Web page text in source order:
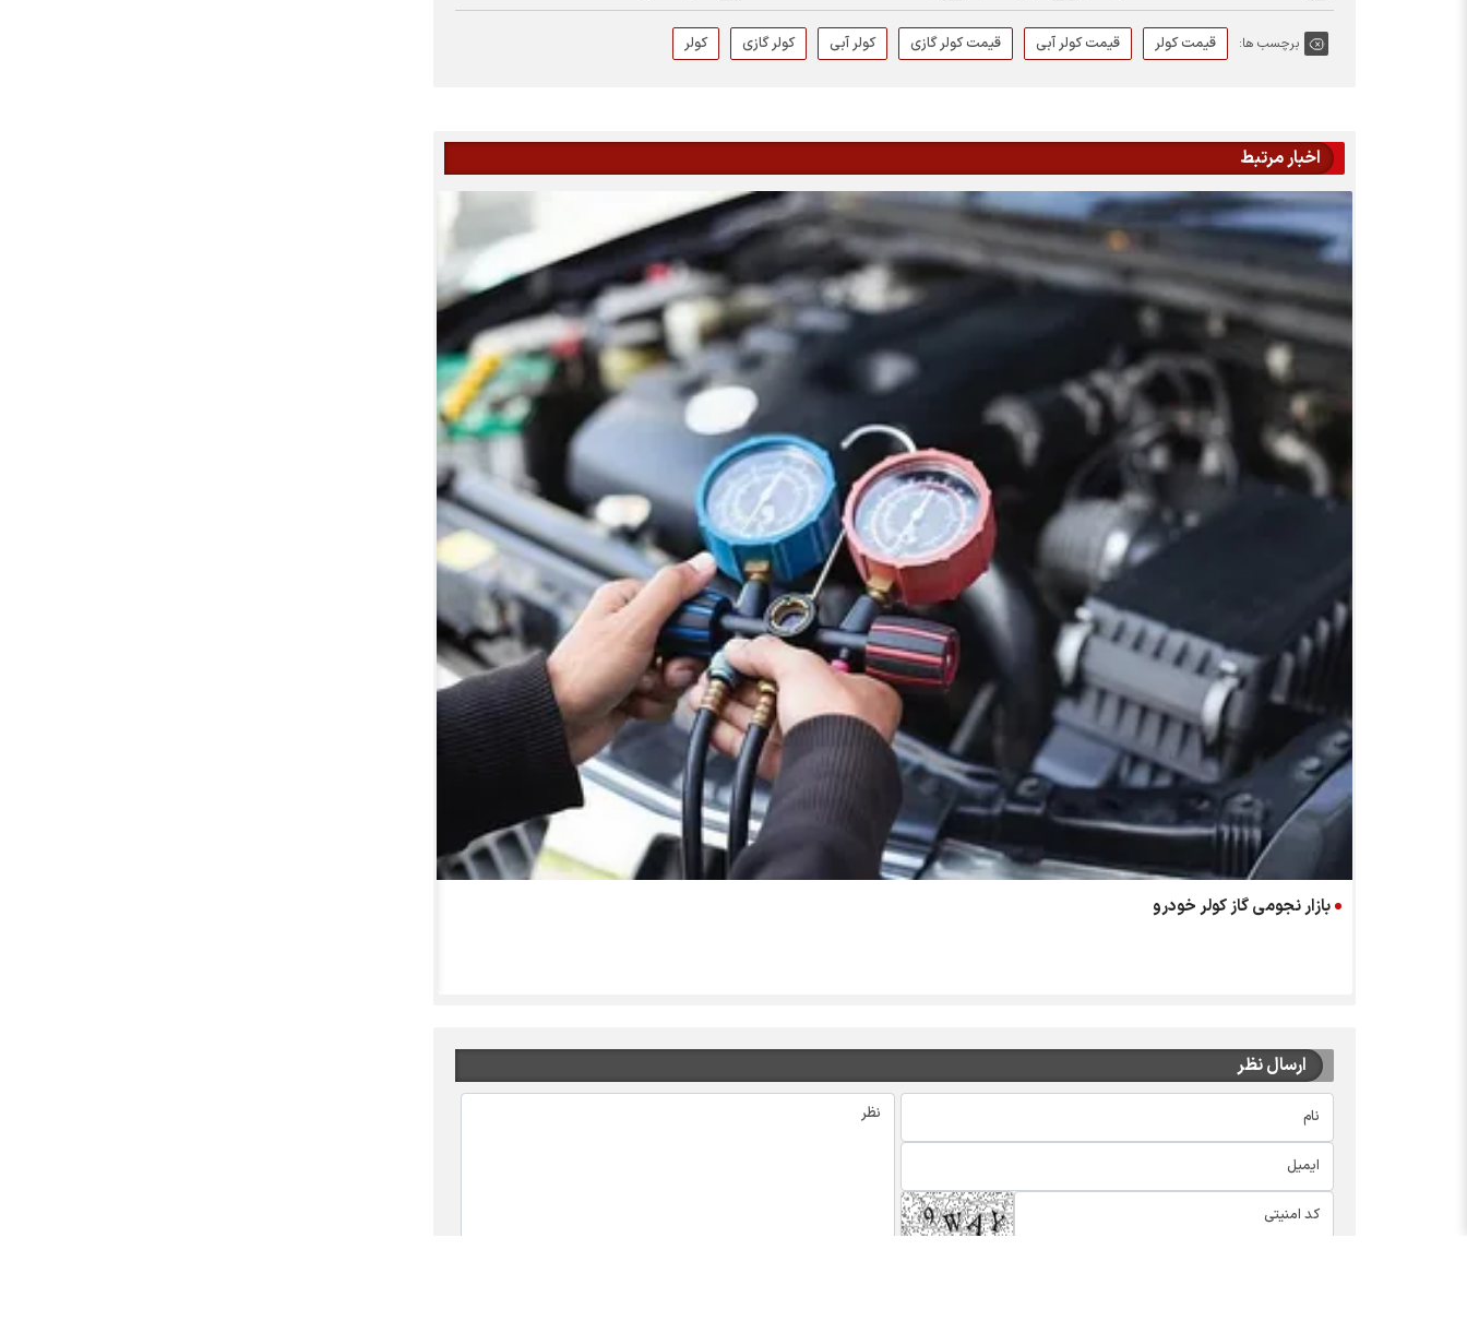
برچسب ها: قیمت کولر قیمت کولر آبی قیمت کولر گازی کولر آبی کولر گازی کولر
اخبار مرتبط
بازار نجومی گاز کولر خودرو
ارسال نظر